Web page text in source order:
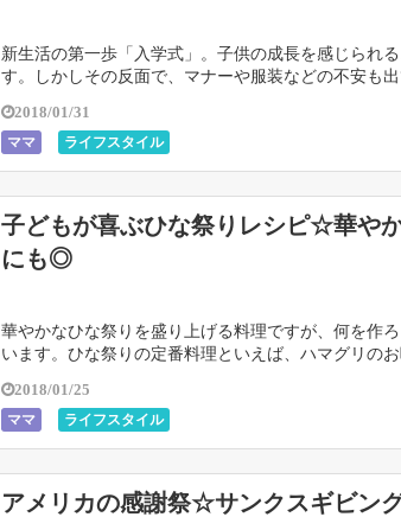
新生活の第一歩「入学式」。子供の成長を感じられ
す。しかしその反面で、マナーや服装などの不安も
2018/01/31
ママ ライフスタイル
子どもが喜ぶひな祭りレシピ☆華や
にも◎
華やかなひな祭りを盛り上げる料理ですが、何を作
います。ひな祭りの定番料理といえば、ハマグリの
2018/01/25
ママ ライフスタイル
アメリカの感謝祭☆サンクスギビン